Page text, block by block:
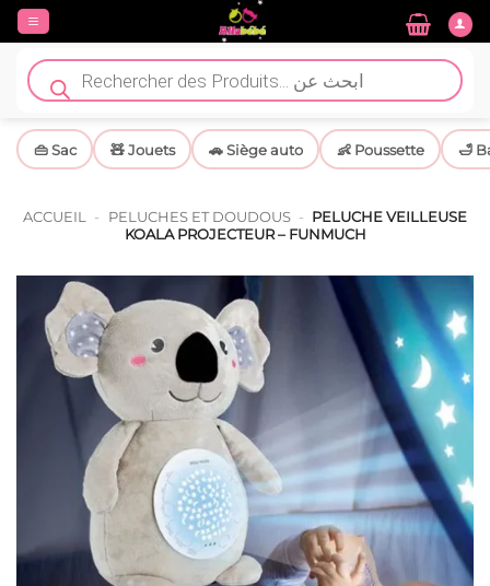
Passer
contenu
Recherche
de
produits
👜 Sac 🧸 Jouets 🚗 Siège auto 👶 Poussette 🛁
ACCUEIL - PELUCHES ET DOUDOUS - PELUCHE VEILLEUSE
KOALA PROJECTEUR – FUNMUCH